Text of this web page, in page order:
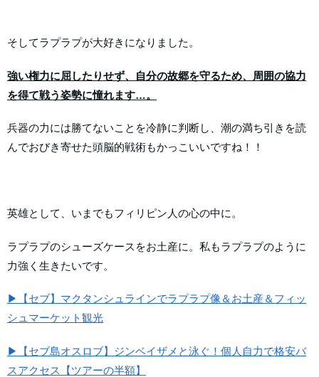
そしてラプラプが大好きになりました。
強い権力に屈したりせず、自分の故郷を守るため、周囲の協力
を得て戦う姿勢に憧れます…。
兵器の力には勝てないことを冷静に判断し、潮の満ち引きを読
んでおびき寄せた頭脳的戦術もかっこいいですね！！
英雄として、いまでもフィリピン人の心の中に。
ラプラプのシューズケースをお土産に。私もラプラプのように
力強く生きたいです。
▶【セブ】マクタンシュラインでラプラプ像＆お土産＆フィッ
シュマーケット観光
▶【セブ島オスロブ】ジンベイザメと泳ぐ！個人自力で格安バ
スアクセス【ツアーの半額】